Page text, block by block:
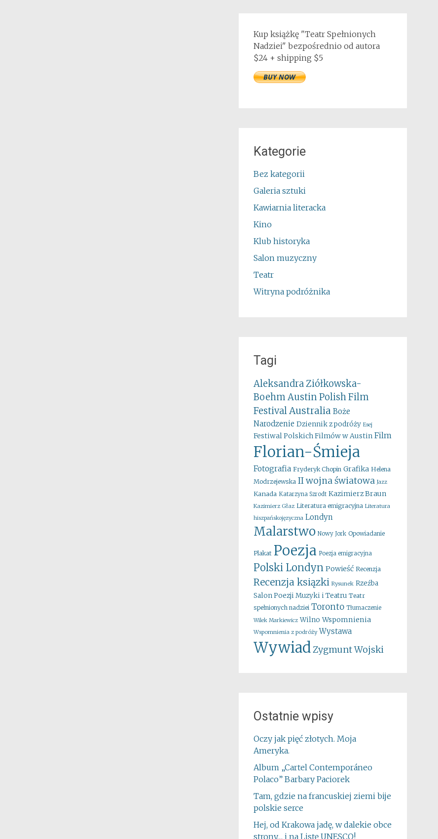
Kup książkę "Teatr Spełnionych
Nadziei" bezpośrednio od autora
$24 + shipping $5
Kategorie
Bez kategorii
Galeria sztuki
Kawiarnia literacka
Kino
Klub historyka
Salon muzyczny
Teatr
Witryna podróżnika
Tagi
Aleksandra Ziółkowska-
Boehm Austin Polish Film
FestivalAustralia Boże
Narodzenie Dziennik z podróży Esej
Festiwal Polskich Filmów w Austin Film
Florian-Śmieja
Fotografia Fryderyk Chopin Grafika Helena
Modrzejewska II wojna światowa Jazz
Kanada Katarzyna Szrodt Kazimierz Braun
Kazimierz Głaz Literatura emigracyjna Literatura
hiszpańskojęzyczna Londyn
Malarstwo Nowy Jork Opowiadanie
Plakat Poezja Poezja emigracyjna
Polski Londyn Powieść Recenzja
Recenzja ksiązki Rysunek Rzeźba
Salon Poezji Muzyki i Teatru Teatr
spełnionych nadziei Toronto Tłumaczenie
Wilek Markiewicz Wilno Wspomnienia
Wspomnienia z podróży Wystawa
WywiadZygmunt Wojski
Ostatnie wpisy
Oczy jak pięć złotych. Moja
Ameryka.
Album „Cartel Contemporáneo
Polaco” Barbary Paciorek
Tam, gdzie na francuskiej ziemi bije
polskie serce
Hej, od Krakowa jadę, w dalekie obce
strony… i na Listę UNESCO!